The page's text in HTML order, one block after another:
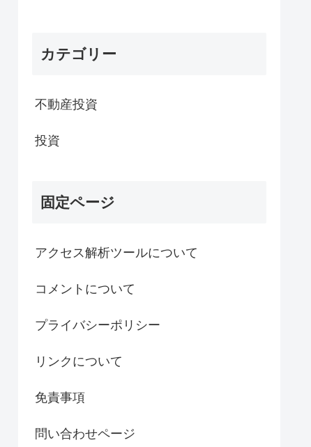
カテゴリー
不動産投資
投資
固定ページ
アクセス解析ツールについて
コメントについて
プライバシーポリシー
リンクについて
免責事項
問い合わせページ